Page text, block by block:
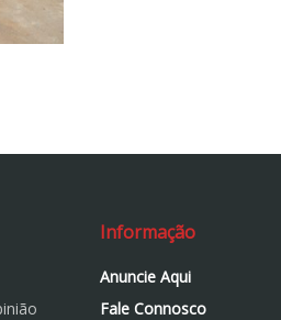
Informação
Anuncie Aqui
Fale Connosco